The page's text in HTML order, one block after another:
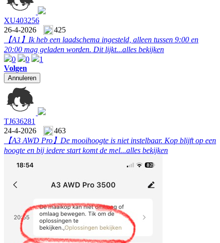
XU403256
26-4-2026
425
【A1】 Ik heb een laadschema ingesteld, alleen tussen 9:00 en
20:00 mag geladen worden. Dit lijkt...alles bekijken
0
0
1
Volgen
Annuleren
TJ636281
24-4-2026
463
【A3 AWD Pro】 De mooihoogte is niet instelbaar. Kop blijft op een
hoogte en bij iedere start komt de mel...alles bekijken